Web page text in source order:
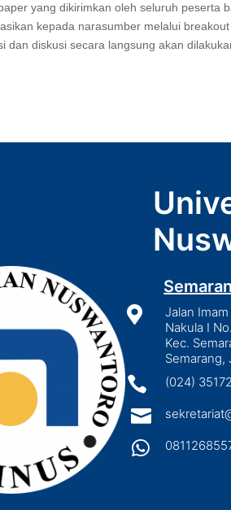
yang dikirimkan oleh seluruh peserta
kepada narasumber melalui
dan diskusi secara langsung akan

Jalan
Nakula I
Kec.
Semarang,
 (024)

